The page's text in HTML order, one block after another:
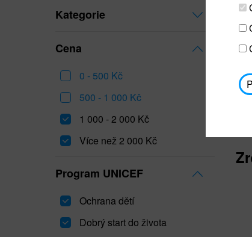
Kategorie
Cena
0 - 500 Kč
500 - 1 000 Kč
1 000 - 2 000 Kč
Více než 2 000 Kč
Program UNICEF
Ochrana dětí
Dobrý start do života